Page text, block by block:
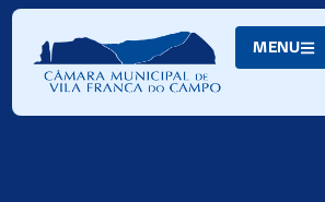
Skip
Content
MENU